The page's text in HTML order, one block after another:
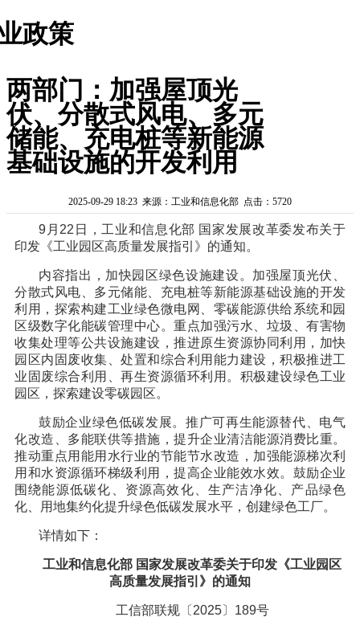
政策
两部门：加强屋顶光
伏、分散式风电、多元
储能、充电桩等新能源
基础设施的开发利用
2025-09-29 18:23 来源：工业和信息化部 点击：5720
9月22日，工业和信息化部 国家发展改革委发布关于
印发《工业园区高质量发展指引》的通知。
内容指出，加快园区绿色设施建设。加强屋顶光伏、
分散式风电、多元储能、充电桩等新能源基础设施的开发
利用，探索构建工业绿色微电网、零碳能源供给系统和园
区级数字化能碳管理中心。重点加强污水、垃圾、有害物
收集处理等公共设施建设，推进原生资源协同利用，加快
园区内固废收集、处置和综合利用能力建设，积极推进工
业固废综合利用、再生资源循环利用。积极建设绿色工业
园区，探索建设零碳园区。
鼓励企业绿色低碳发展。推广可再生能源替代、电气
化改造、多能联供等措施，提升企业清洁能源消费比重。
推动重点用能用水行业的节能节水改造，加强能源梯次利
用和水资源循环梯级利用，提高企业能效水效。鼓励企业
围绕能源低碳化、资源高效化、生产洁净化、产品绿色
化、用地集约化提升绿色低碳发展水平，创建绿色工厂。
详情如下：
工业和信息化部 国家发展改革委关于印发《工业园区
高质量发展指引》的通知
工信部联规〔2025〕189号